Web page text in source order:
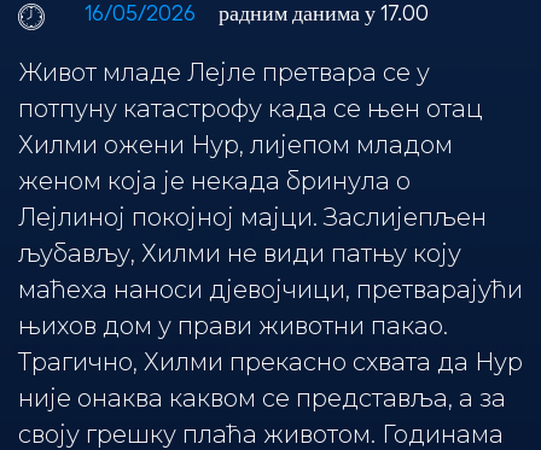
16/05/2026 радним данима у 17.00
Живот младе Лејле претвара се у
потпуну катастрофу када се њен отац
Хилми ожени Нур, лијепом младом
женом која је некада бринула о
Лејлиној покојној мајци. Заслијепљен
љубављу, Хилми не види патњу коју
маћеха наноси дјевојчици, претварајући
њихов дом у прави животни пакао.
Трагично, Хилми прекасно схвата да Нур
није онаква каквом се представља, а за
своју грешку плаћа животом. Годинама